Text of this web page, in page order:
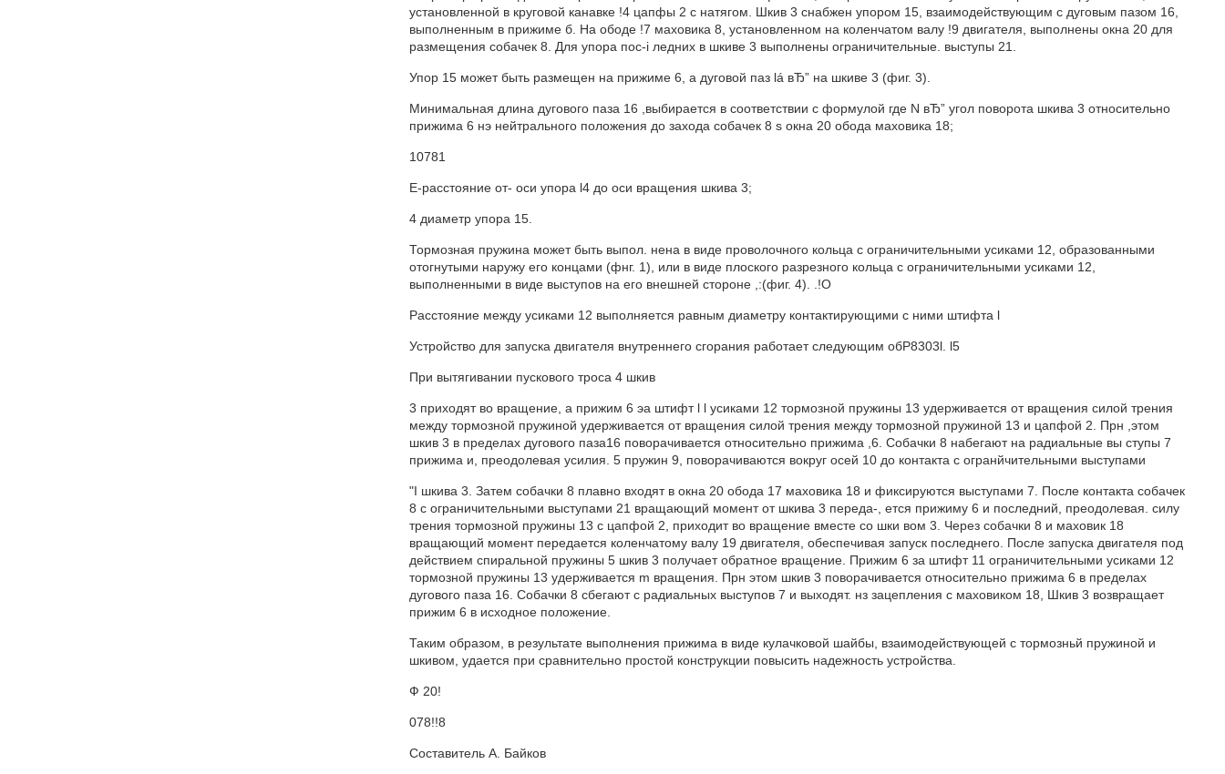
установленной в круговой канавке !4 цапфы 2 с натягом. Шкив 3 снабжен упором 15, взаимодействующим с дуговым пазом 16,
выполненным в прижиме б. На ободе !7 маховика 8, установленном на коленчатом валу !9 двигателя, выполнены окна 20 для
размещения собачек 8. Для упора пос-i ледних в шкиве 3 выполнены ограничительные. выступы 21.
Упор 15 может быть размещен на прижиме 6, а дуговой паз lá вЂ” на шкиве 3 (фиг. 3).
Минимальная длина дугового паза 16 ,выбирается в соответствии с формулой где N вЂ” угол поворота шкива 3 относительно
прижима 6 нэ нейтрального положения до захода собачек 8 s окна 20 обода маховика 18;
10781
E-расстояние от- оси упора l4 до оси вращения шкива 3;
4 диаметр упора 15.
Тормозная пружина может быть выпол. нена в виде проволочного кольца с ограничительными усиками 12, образованными
отогнутыми наружу его концами (фнг. 1), или в виде плоского разрезного кольца с ограничительными усиками 12,
выполненными в виде выступов на его внешней стороне ,:(фиг. 4). .!О
Расстояние между усиками 12 выполняется равным диаметру контактирующими с ними штифта l
Устройство для запуска двигателя внутреннего сгорания работает следующим обP8303l. l5
При вытягивании пускового троса 4 шкив
3 приходят во вращение, а прижим 6 эа штифт l l усиками 12 тормозной пружины 13 удерживается от вращения силой трения
между тормозной пружиной удерживается от вращения силой трения между тормозной пружиной 13 и цапфой 2. Прн ,этом
шкив 3 в пределах дугового паза16 поворачивается относительно прижима ,6. Собачки 8 набегают на радиальные вы ступы 7
прижима и, преодолевая усилия. 5 пружин 9, поворачиваются вокруг осей 10 до контакта с огранйчительными выступами
"I шкива 3. Затем собачки 8 плавно входят в окна 20 обода 17 маховика 18 и фиксируются выступами 7. После контакта собачек
8 с ограничительными выступами 21 вращающий момент от шкива 3 переда-, ется прижиму 6 и последний, преодолевая. силу
трения тормозной пружины 13 с цапфой 2, приходит во вращение вместе со шки вом 3. Через собачки 8 и маховик 18
вращающий момент передается коленчатому валу 19 двигателя, обеспечивая запуск последнего. После запуска двигателя под
действием спиральной пружины 5 шкив 3 получает обратное вращение. Прижим 6 за штифт 11 ограничительными усиками 12
тормозной пружины 13 удерживается m вращения. Прн этом шкив 3 поворачивается относительно прижима 6 в пределах
дугового паза 16. Собачки 8 сбегают с радиальных выступов 7 и выходят. нз зацепления с маховиком 18, Шкив 3 возвращает
прижим 6 в исходное положение.
Таким образом, в результате выполнения прижима в виде кулачковой шайбы, взаимодействующей с тормозньй пружиной и
шкивом, удается при сравнительно простой конструкции повысить надежность устройства.
Ф 20!
078!!8
Составитель A. Байков